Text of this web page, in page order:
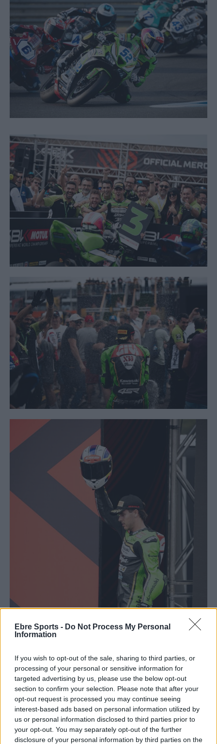
Ebre Sports - Do Not Process My Personal
Information
If you wish to opt-out of the sale, sharing to third parties, or
processing of your personal or sensitive information for
targeted advertising by us, please use the below opt-out
section to confirm your selection. Please note that after your
opt-out request is processed you may continue seeing
interest-based ads based on personal information utilized by
us or personal information disclosed to third parties prior to
your opt-out. You may separately opt-out of the further
disclosure of your personal information by third parties on the